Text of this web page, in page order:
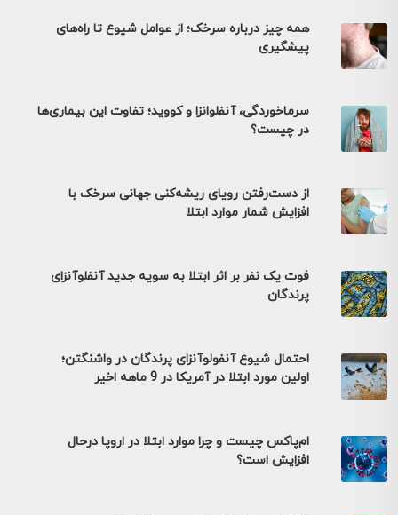
همه چیز درباره سرخک؛ از عوامل شیوع تا راه‌های
پیشگیری
سرماخوردگی، آنفلوانزا و کووید؛ تفاوت این بیماری‌ها
در چیست؟
از دست‌رفتن رویای ریشه‌کنی جهانی سرخک با
افزایش شمار موارد ابتلا
فوت یک نفر بر اثر ابتلا به سویه جدید آنفلوآنزای
پرندگان
احتمال شیوع آنفولوآنزای پرندگان در واشنگتن؛
اولین مورد ابتلا در آمریکا در 9 ماهه اخیر
ام‌پاکس چیست و چرا موارد ابتلا در اروپا درحال
افزایش است؟